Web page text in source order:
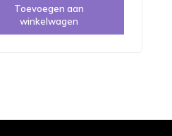
Toevoegen aan
winkelwagen